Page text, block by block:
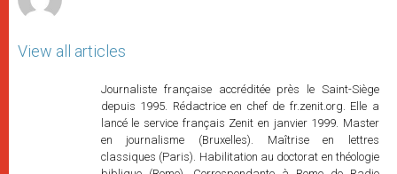
View all articles
Journaliste française accréditée près le Saint-Siège
depuis 1995. Rédactrice en chef de fr.zenit.org. Elle a
lancé le service français Zenit en janvier 1999. Master
en journalisme (Bruxelles). Maîtrise en lettres
classiques (Paris). Habilitation au doctorat en théologie